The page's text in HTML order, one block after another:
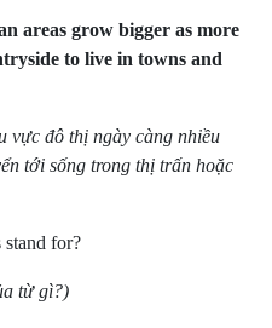
areas grow bigger as more
to live in towns and
vực đô thị ngày càng nhiều
tới sống trong thị trấn hoặc
for?
từ gì?)